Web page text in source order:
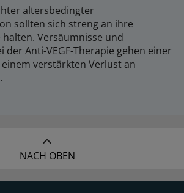
altersbedingter
sollten sich streng an ihre
Versäumnisse und
der Anti-VEGF-Therapie gehen einer
verstärkten Verlust an
NACH OBEN